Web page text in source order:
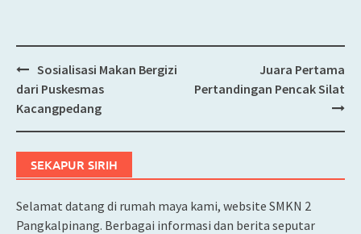
Post
navigation
Sosialisasi Makan Bergizi
dari Puskesmas
Kacangpedang
Juara Pertama
Pertandingan Pencak Silat
SEKAPUR SIRIH
Selamat datang di rumah maya kami, website SMKN 2
Pangkalpinang. Berbagai informasi dan berita seputar